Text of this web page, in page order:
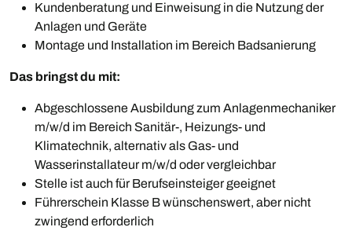
Kundenberatung und Einweisung in die Nutzung der
Anlagen und Geräte
Montage und Installation im Bereich Badsanierung
Das bringst du mit:
Abgeschlossene Ausbildung zum Anlagenmechaniker
m/w/d im Bereich Sanitär-, Heizungs- und
Klimatechnik, alternativ als Gas- und
Wasserinstallateur m/w/d oder vergleichbar
Stelle ist auch für Berufseinsteiger geeignet
Führerschein Klasse B wünschenswert, aber nicht
zwingend erforderlich